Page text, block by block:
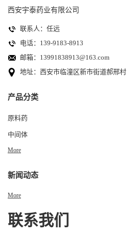
西安宇泰药业有限公司
联系人：任远
电话：139-9183-8913
邮箱： 13991838913@163.com
地址：西安市临潼区新市街道郝邢村
产品分类
原料药
中间体
More
新闻动态
More
联系我们